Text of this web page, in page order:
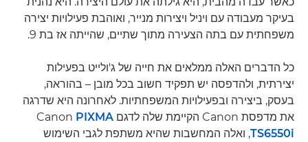
בעיקר מעבודה עם ויניל ויצירות מנייר, ואוהבת פעילויות יצירה
משפחתית עם בתה הצעירה מתוך שתיים, שהייתה אז בת 9.
כל הדברים האלה ממלאים את חייה של ג'ולייט בפעילות
יצירתית, ולהדפסה יש תפקיד חשוב בכל מובן – בהוראה,
בעסק, ביצירה ובפעילויות המשפחתיות. לאחרונה היא שדרגה
את מדפסת Canon הקיימת שלה לדגם Canon
PIXMA
TS6550i, ואלה המחשבות שהיא משתפת לגבי השימוש